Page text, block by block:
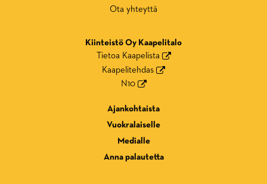
Ota yhteyttä
Kiinteistö Oy Kaapelitalo
Tietoa Kaapelista
Kaapelitehdas
N10
Ajankohtaista
Vuokralaiselle
Medialle
Anna palautetta